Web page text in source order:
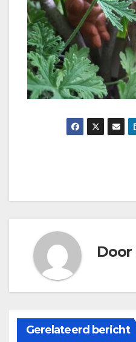
Door
Gerelateerd bericht